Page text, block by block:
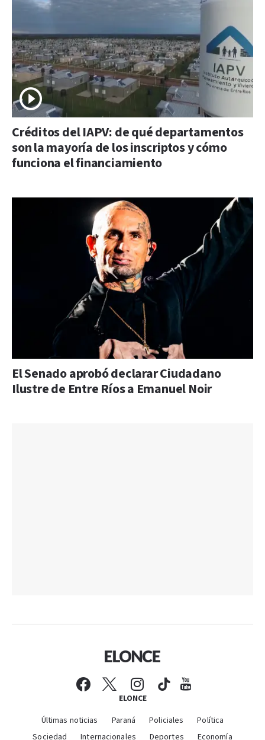
Créditos del IAPV: de qué departamentos
son la mayoría de los inscriptos y cómo
funciona el financiamiento
El Senado aprobó declarar Ciudadano
Ilustre de Entre Ríos a Emanuel Noir
ELONCE
Últimas noticias Paraná Policiales
Política
Sociedad
Internacionales Deportes Economía